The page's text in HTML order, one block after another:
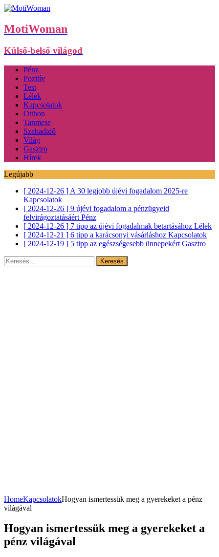
MotiWoman
Külső-belső világod
Pénz
Pozitív
Test
Lélek
Kapcsolatok
Otthon
Tanmese
Szabadidő
Világ
Gasztro
Hírek
Legújabb
[ 2024-12-26 ] A 30 legjobb újévi fogadalom 2025-re
Kapcsolatok
[ 2024-12-26 ] 9 újévi fogadalom a pénzügyeid
felvirágoztatásáért Pénz
[ 2024-12-26 ] 7 tipp az újévi fogadalmak betartásához Lélek
[ 2024-12-21 ] 6 tipp a karácsonyi vásárláshoz Kapcsolatok
[ 2024-12-19 ] 5 tipp az egészségesebb ünnepekért Gasztro
Keresés:
HomeKapcsolatokHogyan ismertessük meg a gyerekeket a pénz
világával
Hogyan ismertessük meg a gyerekeket a
pénz világával